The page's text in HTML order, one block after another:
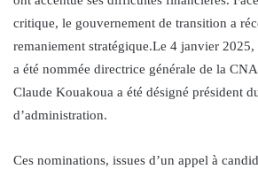
critique, le gouvernement de transition a
remaniement stratégique.Le 4 janvier
a été nommée directrice générale de la
Claude Kouakoua a été désigné président
d’administration.
Ces nominations, issues d’un appel à